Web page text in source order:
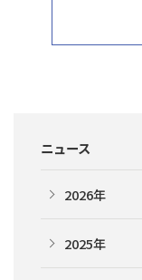
ニュース
2026年
2025年